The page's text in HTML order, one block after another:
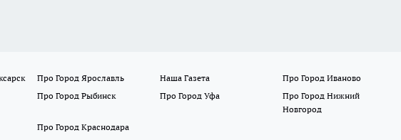
Про Город Ярославль Наша Газета
Про Город Иваново
Про Город Рыбинск Про Город Уфа
Про Город Нижний
Новгород
Про Город Краснодара